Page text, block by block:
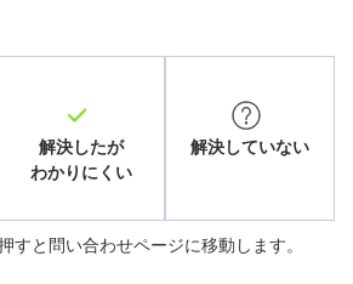
解決したが
わかりにくい
解決していない
すと問い合わせページに移動します。